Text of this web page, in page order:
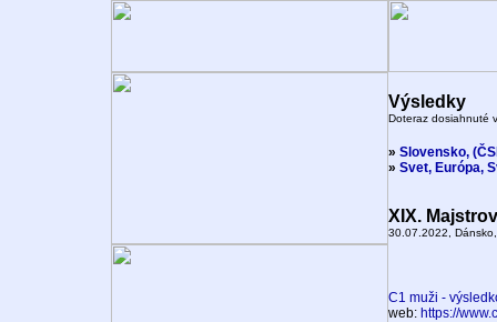
Výsledky
Doteraz dosiahnuté
» Slovensko,
» Svet, Európa,
XIX.
30.07.2022,
C1 muži -
web: https://